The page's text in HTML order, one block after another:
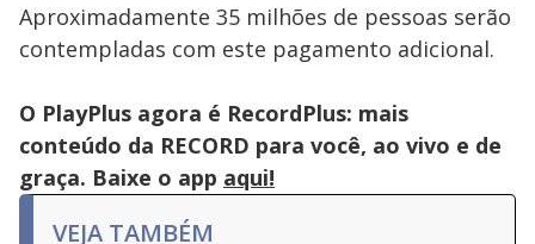
Aproximadamente 35 milhões de pessoas serão
contempladas com este pagamento adicional.
O PlayPlus agora é RecordPlus: mais
conteúdo da RECORD para você, ao vivo e de
graça. Baixe o app aqui!
VEJA TAMBÉM